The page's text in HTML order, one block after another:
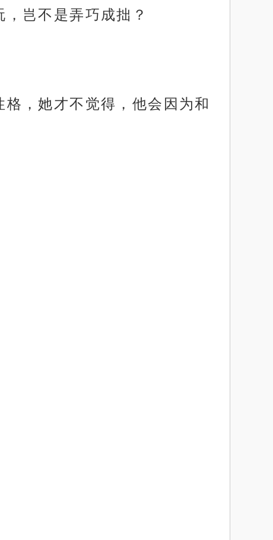
岂不是弄巧成拙？
，她才不觉得，他会因为和